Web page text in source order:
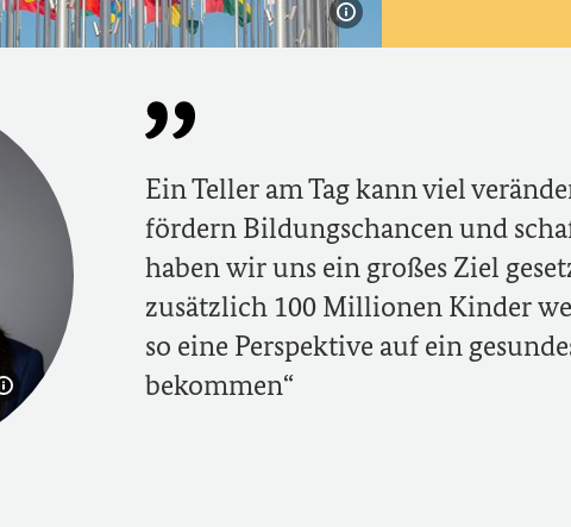
Bildinformationen
Bildinformationen einblenden
Ein Teller am Tag kann viel
fördern Bildungschancen und
haben wir uns ein großes Ziel
zusätzlich 100 Millionen Kinder
so eine Perspektive auf ein
bekommen